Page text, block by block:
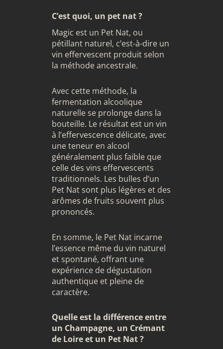
C’est quoi, un pet nat ?
Magic est un Pet Nat, ou
pétillant naturel, c’est-à-dire un
vin effervescent produit selon
la méthode ancestrale.
Avec cette méthode, la
fermentation alcoolique
naturelle se prolonge dans la
bouteille. Le résultat est un vin
à l’effervescence délicate, avec
une teneur en alcool
généralement plus faible que
celle des vins effervescents
traditionnels. Les bulles d’un
Pet Nat sont plus légères et des
arômes de fruits souvent plus
prononcés.
En somme, le Pet Nat incarne
l’essence même du vin naturel
et spontané, offrant une
expérience de dégustation
authentique et pleine de
caractère.
Quelle est la différence entre
un Champagne, un Crémant
de Loire et un Pet Nat ?